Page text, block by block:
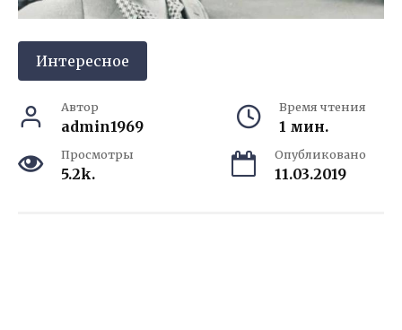
Интересное
Автор
admin1969
Время чтения
1 мин.
Просмотры
5.2k.
Опубликовано
11.03.2019